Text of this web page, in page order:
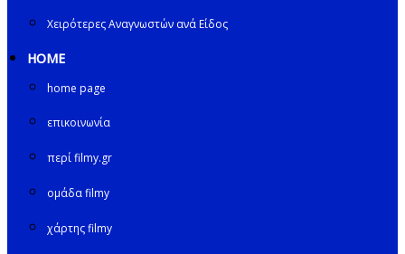
Χειρότερες Αναγνωστών ανά Είδος
HOME
home page
επικοινωνία
περί filmy.gr
ομάδα filmy
χάρτης filmy